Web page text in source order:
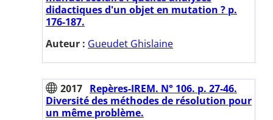
didactiques d'un objet en mutation ? p.
176-187.
Auteur : Gueudet Ghislaine
2017 Repères-IREM. N° 106. p. 27-46.
Diversité des méthodes de résolution pour
un même problème.